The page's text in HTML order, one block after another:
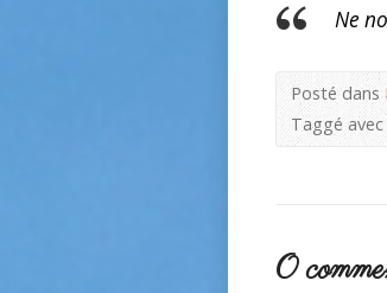
Ne
Posté dans
Taggé avec
0